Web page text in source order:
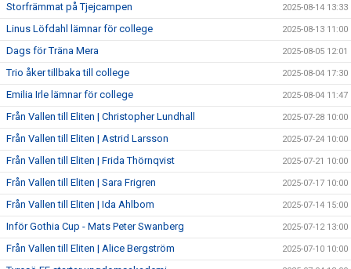
Storfrämmat på Tjejcampen 2025-08-14 13:33
Linus Löfdahl lämnar för college 2025-08-13 11:00
Dags för Träna Mera 2025-08-05 12:01
Trio åker tillbaka till college 2025-08-04 17:30
Emilia Irle lämnar för college 2025-08-04 11:47
Från Vallen till Eliten | Christopher Lundhall 2025-07-28 10:00
Från Vallen till Eliten | Astrid Larsson 2025-07-24 10:00
Från Vallen till Eliten | Frida Thörnqvist 2025-07-21 10:00
Från Vallen till Eliten | Sara Frigren 2025-07-17 10:00
Från Vallen till Eliten | Ida Ahlbom 2025-07-14 15:00
Inför Gothia Cup - Mats Peter Swanberg 2025-07-12 13:00
Från Vallen till Eliten | Alice Bergström 2025-07-10 10:00